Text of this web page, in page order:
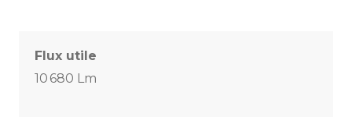
Flux utile
10 680 Lm